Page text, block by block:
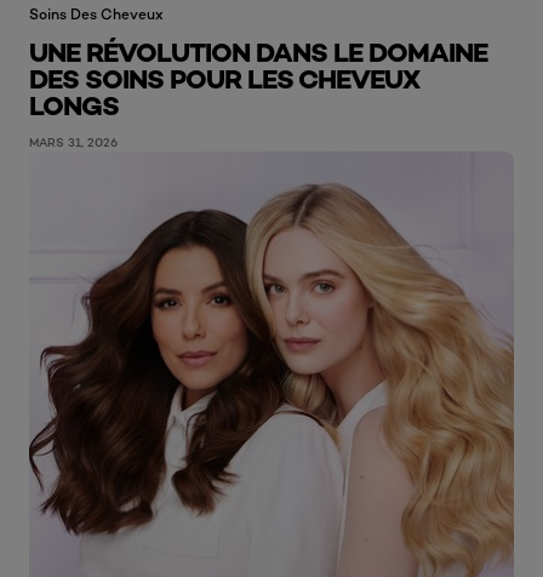
Soins Des Cheveux
UNE RÉVOLUTION DANS LE DOMAINE
DES SOINS POUR LES CHEVEUX
LONGS
MARS 31, 2026